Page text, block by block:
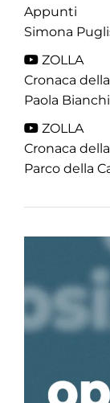
Appunti
Simona
ZOLLA
Cronaca
Paola Bianchi
ZOLLA
Cronaca
Parco della